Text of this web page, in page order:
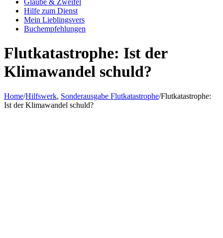
Glaube & Zweifel
Hilfe zum Dienst
Mein Lieblingsvers
Buchempfehlungen
Flutkatastrophe: Ist der
Klimawandel schuld?
Home/Hilfswerk, Sonderausgabe Flutkatastrophe/Flutkatastrophe:
Ist der Klimawandel schuld?